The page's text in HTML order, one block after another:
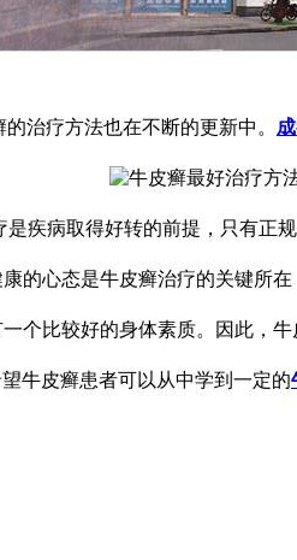
治疗方法也在不断的更新中。
病取得好转的前提，只有正
心态是牛皮癣治疗的关键所
比较好的身体素质。因此，
牛皮癣患者可以从中学到一定的